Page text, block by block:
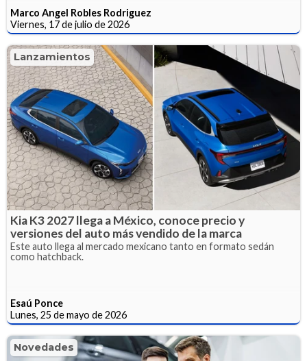
Marco Angel Robles Rodriguez
Viernes, 17 de julio de 2026
Lanzamientos
Kia K3 2027 llega a México, conoce precio y
versiones del auto más vendido de la marca
Este auto llega al mercado mexicano tanto en formato sedán
como hatchback.
Esaú Ponce
Lunes, 25 de mayo de 2026
Novedades